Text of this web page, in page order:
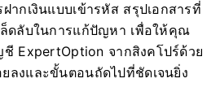
ากเงินแบบเข้ารหัส สรุปเอกสารที่
ล็ดลับในการแก้ปัญหา เพื่อให้คุณ
ชี ExpertOption จากสิงคโปร์ด้วย
ลงและขั้นตอนถัดไปที่ชัดเจนยิ่ง